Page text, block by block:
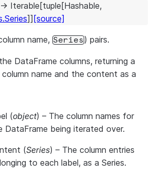
→ Iterable [tuple [Hashable,
]] [source]
name, Series) pairs.
DataFrame columns, returning a
name and the content as a
(object) – The column names for
DataFrame being iterated over.
(Series) – The column entries
to each label, as a Series.